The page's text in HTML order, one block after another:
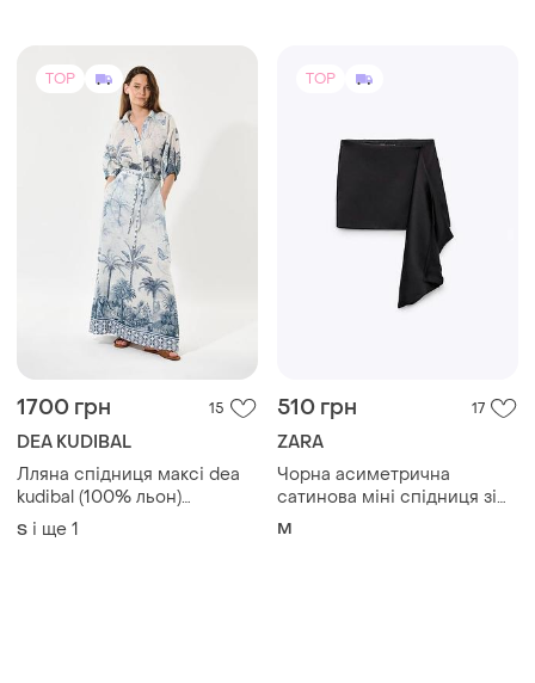
TOP
1700 грн 15
DEA KUDIBAL
Лляна спідниця максі dea
kudibal (100% льон)
преміум-бренд, розмір s
S і ще 1
TOP
510 грн 17
ZARA
Чорна асиметрична
сатинова міні спідниця зі
звисаючою частиною zara
M